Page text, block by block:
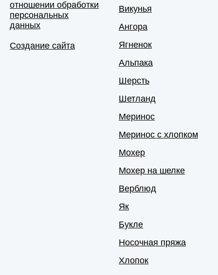
отношении обработки
персональных
данных
Создание сайта
Викунья
Ангора
Ягненок
Альпака
Шерсть
Шетланд
Меринос
Меринос с хлопком
Мохер
Мохер на шелке
Верблюд
Як
Букле
Носочная пряжа
Хлопок